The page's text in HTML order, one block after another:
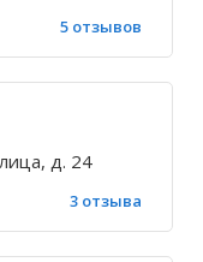
5 отзывов
д. 24
3 отзыва